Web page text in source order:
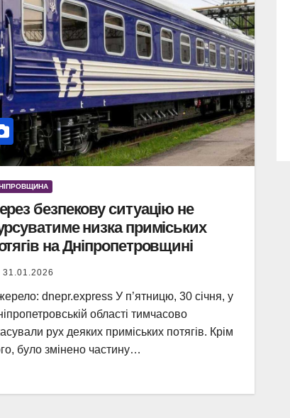
безпекову ситуацію не
низка приміських
на Дніпропетровщині
31.01.2026
dnepr.express У п’ятницю, 30 січня, у
області тимчасово
рух деяких приміських потягів. Крім
було змінено частину…